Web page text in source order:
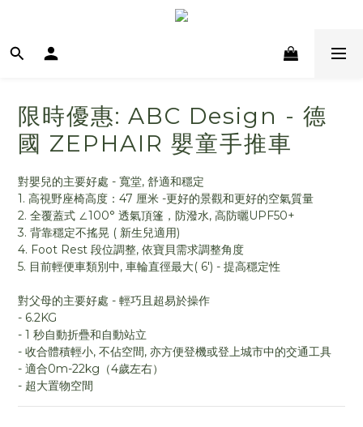
限時優惠: ABC Design - 德
國 ZEPHAIR 嬰童手推車
對嬰兒的主要好處 - 寬堂, 舒適和穩定
1. 高視野座椅高度：47 厘米 -更好的景觀和更好的空氣質量
2. 全覆蓋式 ∠100° 透氣頂篷，防潑水, 高防曬UPF50+
3. 背靠穩定不搖晃 ( 新生兒適用)
4. Foot Rest 段位調整, 依寶貝需求調整角度
5. 目前輕便車類別中, 車輪直徑最大( 6') - 提高穩定性
對父母的主要好處 - 輕巧且超易於操作
- 6.2KG
- 1 秒自動折疊和自動站立
- 收合體積輕小, 不佔空間, 亦方便登機或登上城市中的交通工具
- 適合0m-22kg（4歲左右）
- 超大置物空間